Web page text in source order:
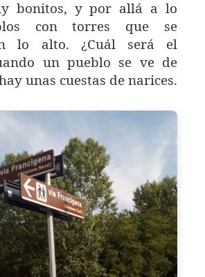
bonitos, y por allá a lo
con torres que se
lo alto. ¿Cuál será el
un pueblo se ve de
unas cuestas de narices.